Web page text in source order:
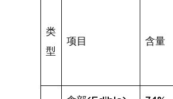
类
型
项目 含量